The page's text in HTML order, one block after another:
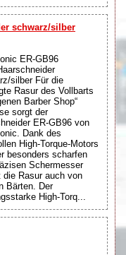
schwarz/silber
ER-GB96
silber Für die
Rasur des Vollbarts
Barber Shop“
sorgt der
ER-GB96 von
Dank des
High-Torque-Motors
besonders scharfen
Schermesser
die Rasur auch von
Bärten. Der
High-Torq...